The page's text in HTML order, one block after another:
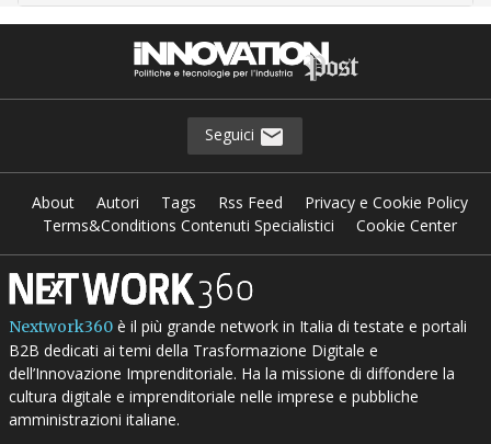
Seguici
About Autori Tags Rss Feed
Privacy e Cookie Policy
Terms&Conditions Contenuti Specialistici
Cookie Center
Nextwork360è il più grande network in Italia di testate e portali
B2B dedicati ai temi della Trasformazione Digitale e
dell’Innovazione Imprenditoriale. Ha la missione di diffondere la
cultura digitale e imprenditoriale nelle imprese e pubbliche
amministrazioni italiane.